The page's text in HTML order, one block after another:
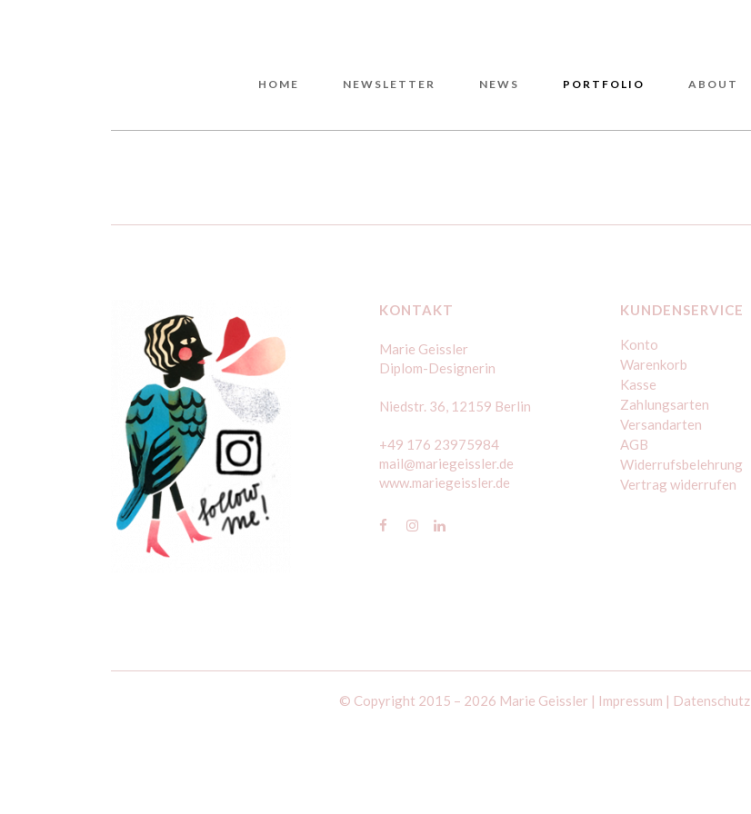
HOME NEWSLETTER NEWS PORTFOLIO ABOUT
KONTAKT
Marie Geissler
Diplom-Designerin
Niedstr. 36, 12159 Berlin
+49 176 23975984
mail@mariegeissler.de
www.mariegeissler.de
KUNDENSERVICE
Konto
Warenkorb
Kasse
Zahlungsarten
Versandarten
AGB
Widerrufsbelehrung
Vertrag widerrufen
© Copyright 2015 – 2026 Marie Geissler | Impressum | Datenschutz